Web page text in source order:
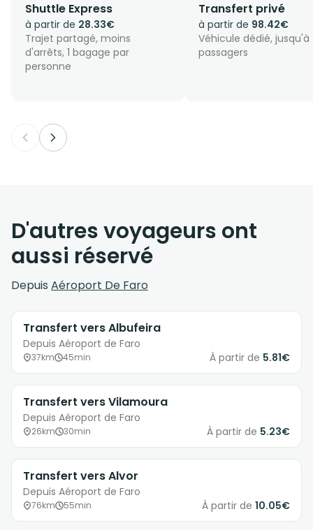
Shuttle Express
à partir de 28.33€
Trajet partagé, moins
d'arrêts, 1 bagage par
personne
Transfert privé
à partir de 98.42€
Véhicule dédié, jusqu'à
passagers
D'autres voyageurs ont
aussi réservé
Depuis Aéroport De Faro
Transfert vers Albufeira
Depuis Aéroport de Faro
37km 45min À partir de 5.81€
Transfert vers Vilamoura
Depuis Aéroport de Faro
26km 30min À partir de 5.23€
Transfert vers Alvor
Depuis Aéroport de Faro
76km 55min À partir de 10.05€